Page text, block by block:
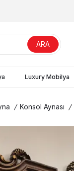
ARA
Luxury Mobilya
/ Konsol Aynası /